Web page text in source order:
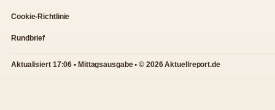
Cookie-Richtlinie
Rundbrief
Aktualisiert 17:06 • Mittagsausgabe • © 2026 Aktuellreport.de